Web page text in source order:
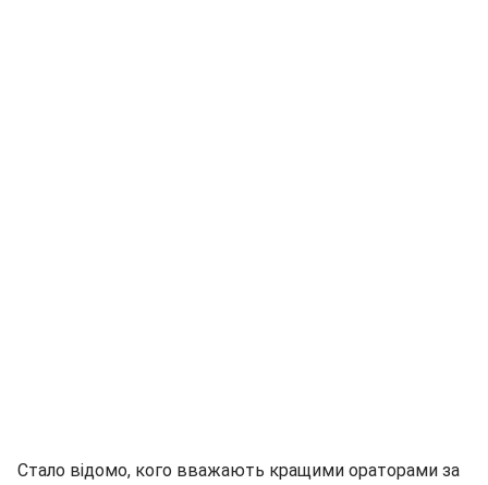
Стало відомо, кого вважають кращими ораторами за